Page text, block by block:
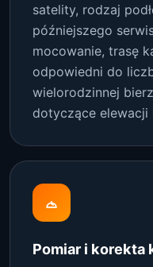
satelity, rodzaj
późniejszego
mocowanie, trasę
odpowiedni do
wielorodzinnej
dotyczące elewacji
Pomiar i korekta